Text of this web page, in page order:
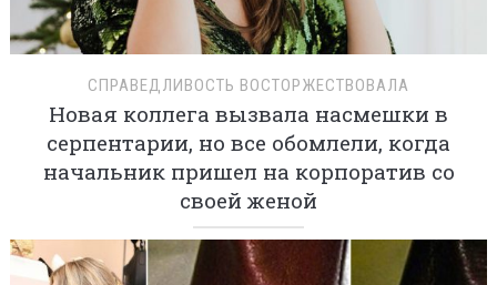
СПРАВЕДЛИВОСТЬ ВОСТОРЖЕСТВОВАЛА
Новая коллега вызвала насмешки в
серпентарии, но все обомлели, когда
начальник пришел на корпоратив со
своей женой